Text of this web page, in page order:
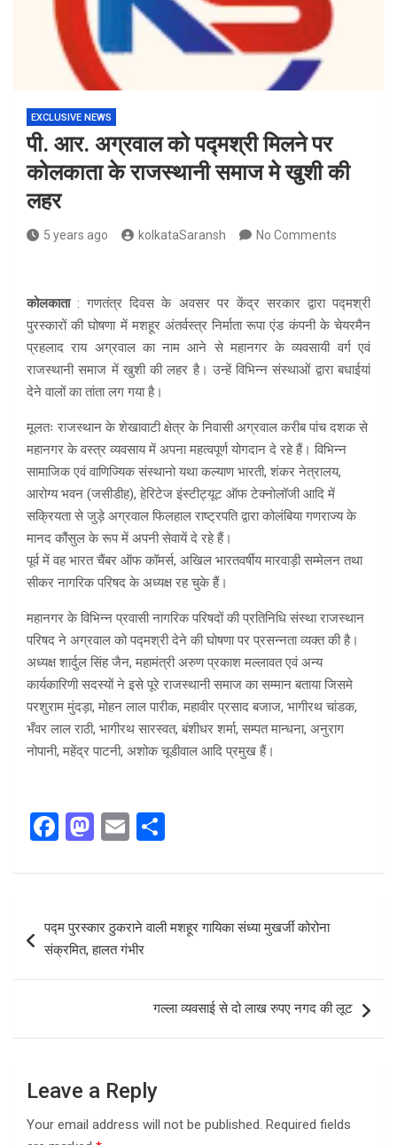
EXCLUSIVE NEWS
पी. आर. अग्रवाल को पद्मश्री मिलने पर
कोलकाता के राजस्थानी समाज मे खुशी की
लहर
5 years ago kolkataSaransh No Comments
कोलकाता: गणतंत्र दिवस के अवसर पर केंद्र सरकार द्वारा पद्मश्री
पुरस्कारों की घोषणा में मशहूर अंतर्वस्त्र निर्माता रूपा एंड कंपनी के चेयरमैन
प्रहलाद राय अग्रवाल का नाम आने से महानगर के व्यवसायी वर्ग एवं
राजस्थानी समाज में खुशी की लहर है। उन्हें विभिन्न संस्थाओं द्वारा बधाईयां
देने वालों का तांता लग गया है।
मूलतः राजस्थान के शेखावाटी क्षेत्र के निवासी अग्रवाल करीब पांच दशक से
महानगर के वस्त्र व्यवसाय में अपना महत्वपूर्ण योगदान दे रहे हैं। विभिन्न
सामाजिक एवं वाणिज्यिक संस्थानो यथा कल्याण भारती, शंकर नेत्रालय,
आरोग्य भवन (जसीडीह), हेरिटेज इंस्टीट्यूट ऑफ टेक्नोलॉजी आदि में
सक्रियता से जुड़े अग्रवाल फिलहाल राष्ट्रपति द्वारा कोलंबिया गणराज्य के
मानद कौंसुल के रूप में अपनी सेवायें दे रहे हैं।
पूर्व में वह भारत चैंबर ऑफ कॉमर्स, अखिल भारतवर्षीय मारवाड़ी सम्मेलन तथा
सीकर नागरिक परिषद के अध्यक्ष रह चुके हैं।
महानगर के विभिन्न प्रवासी नागरिक परिषदों की प्रतिनिधि संस्था राजस्थान
परिषद ने अग्रवाल को पद्मश्री देने की घोषणा पर प्रसन्नता व्यक्त की है।
अध्यक्ष शार्दुल सिंह जैन, महामंत्री अरुण प्रकाश मल्लावत एवं अन्य
कार्यकारिणी सदस्यों ने इसे पूरे राजस्थानी समाज का सम्मान बताया जिसमे
परशुराम मुंदड़ा, मोहन लाल पारीक, महावीर प्रसाद बजाज, भागीरथ चांडक,
भँवर लाल राठी, भागीरथ सारस्वत, बंशीधर शर्मा, सम्पत मान्धना, अनुराग
नोपानी, महेंद्र पाटनी, अशोक चूडीवाल आदि प्रमुख हैं।
F
ce
o
o
M
st
d
E
ail ar
navigation
पद्म पुरस्कार ठुकराने वाली मशहूर गायिका संध्या मुखर्जी कोरोना
संक्रमित, हालत गंभीर
गल्ला व्यवसाई से दो लाख रुपए नगद की लूट
Leave a Reply
Your email address will not be published. Required fields